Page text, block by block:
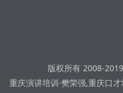
版权所有 2008-
重庆演讲培训·樊荣强,重庆口